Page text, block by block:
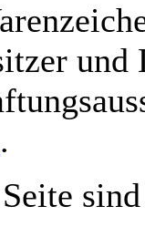
und
.